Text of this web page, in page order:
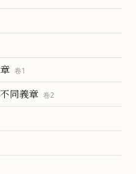
卷1
同義章 卷2